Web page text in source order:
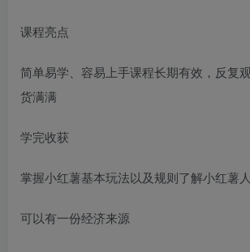
课程亮点
简单易学、容易上手课程长期有效，反复
货满满
学完收获
掌握小红薯基本玩法以及规则了解小红薯
可以有一份经济来源